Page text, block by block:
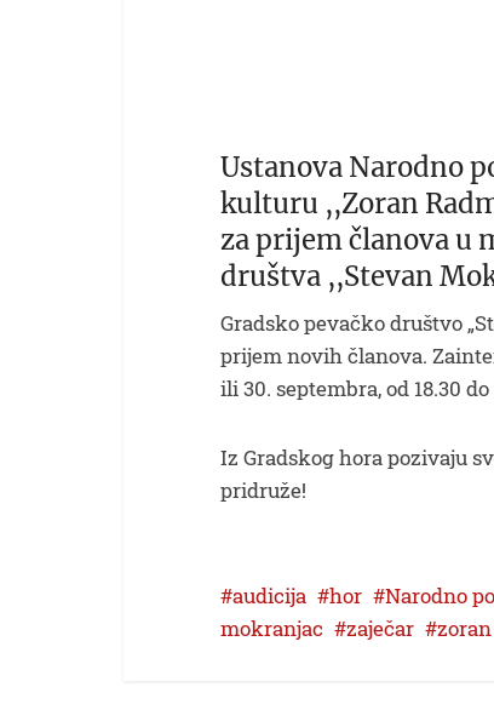
Ustanova Narodno
kulturu ,,Zoran
za prijem članova u
društva ,,Stevan
Gradsko pevačko društvo
prijem novih članova.
ili 30. septembra, od 18.30 do
Iz Gradskog hora pozivaju
pridruže!
audicija hor Narodno
mokranjac
zaječar